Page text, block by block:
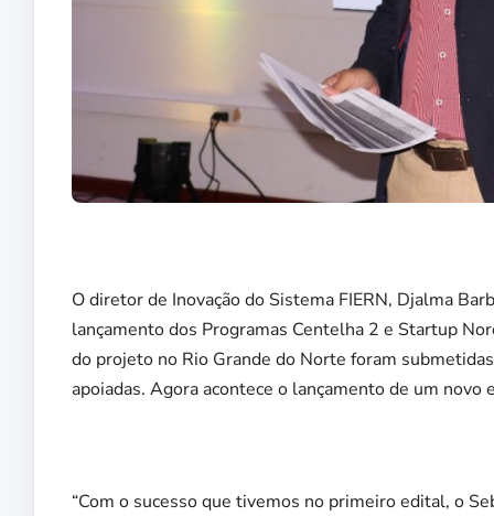
O diretor de Inovação do Sistema FIERN, Djalma
lançamento dos Programas Centelha 2 e Startup
do projeto no Rio Grande do Norte foram
apoiadas. Agora acontece o lançamento de um
“Com o sucesso que tivemos no primeiro edital, o